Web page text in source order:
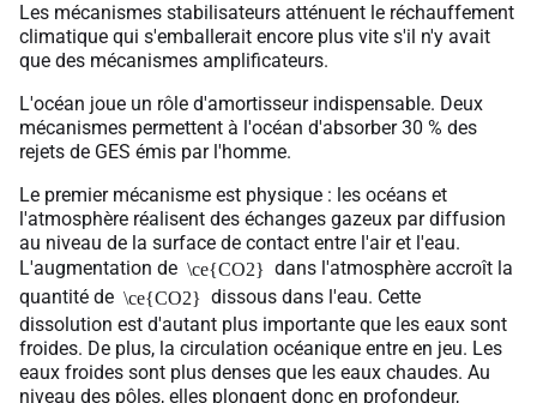
Les mécanismes stabilisateurs atténuent le réchauffement
climatique qui s'emballerait encore plus vite s'il n'y avait
que des mécanismes amplificateurs.
L'océan joue un rôle d'amortisseur indispensable. Deux
mécanismes permettent à l'océan d'absorber 30 % des
rejets de GES émis par l'homme.
Le premier mécanisme est physique : les océans et
l'atmosphère réalisent des échanges gazeux par diffusion
au niveau de la surface de contact entre l'air et l'eau.
L'augmentation de \ce{CO2} dans l'atmosphère accroît la
quantité de \ce{CO2} dissous dans l'eau. Cette
dissolution est d'autant plus importante que les eaux sont
froides. De plus, la circulation océanique entre en jeu. Les
eaux froides sont plus denses que les eaux chaudes. Au
niveau des pôles, elles plongent donc en profondeur,